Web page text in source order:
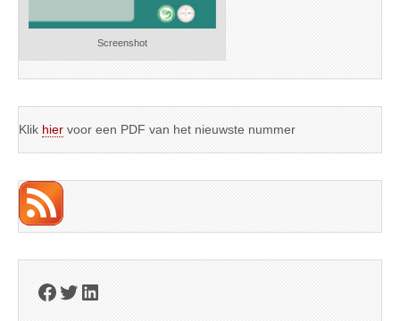
Screenshot
Klik hier voor een PDF van het nieuwste nummer
Facebook
Twitter
LinkedIn